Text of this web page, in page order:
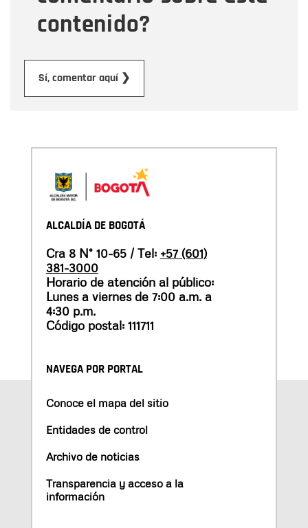
contenido?
Sí, comentar aquí ❯
ALCALDÍA DE BOGOTÁ
Cra 8 N° 10-65 / Tel: +57 (601)
381-3000
Horario de atención al público:
Lunes a viernes de 7:00 a.m. a
4:30 p.m.
Código postal: 111711
NAVEGA POR PORTAL
Conoce el mapa del sitio
Entidades de control
Archivo de noticias
Transparencia y acceso a la
información